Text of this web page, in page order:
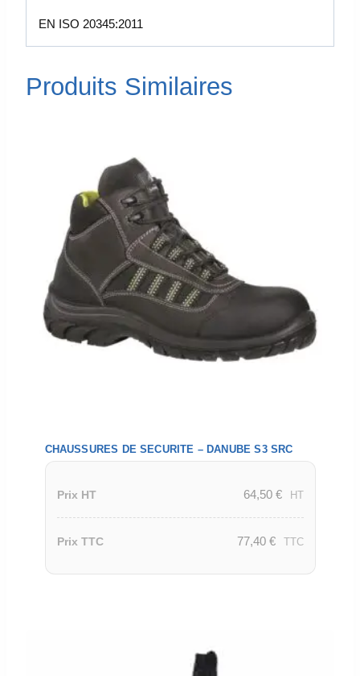
EN ISO 20345:2011
Produits Similaires
CHAUSSURES DE SECURITE – DANUBE S3 SRC
Prix HT 64,50 € HT
Prix TTC 77,40 € TTC